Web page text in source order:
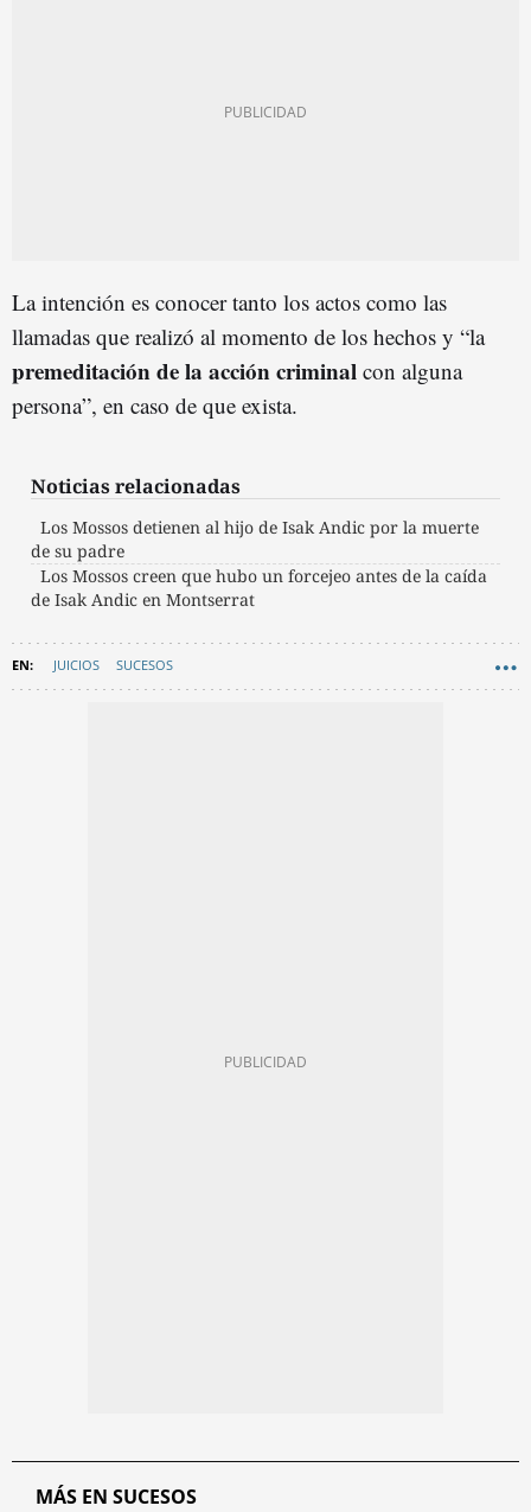
La intención es conocer tanto los actos como las
llamadas que realizó al momento de los hechos y “la
premeditación de la acción criminal con alguna
persona”, en caso de que exista.
Noticias relacionadas
Los Mossos detienen al hijo de Isak Andic por la muerte
de su padre
Los Mossos creen que hubo un forcejeo antes de la caída
de Isak Andic en Montserrat
JUICIOS SUCESOS
MÁS EN SUCESOS